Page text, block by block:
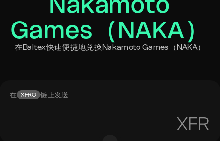
Games（NAKA）
在Baltex快速便捷地兑换Nakamoto Games（NAKA）
在 XFRO 链上发送
XFR